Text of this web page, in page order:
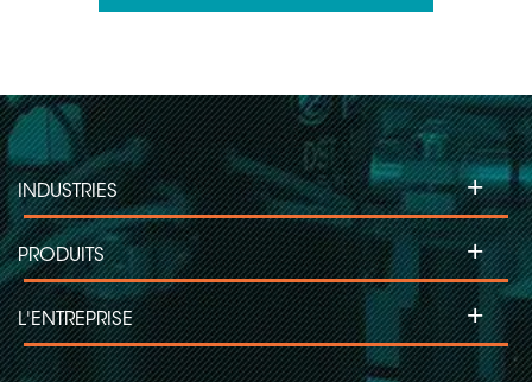
INDUSTRIES +
PRODUITS +
L'ENTREPRISE +